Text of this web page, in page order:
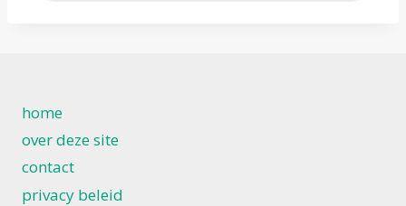
home
over deze site
contact
privacy beleid